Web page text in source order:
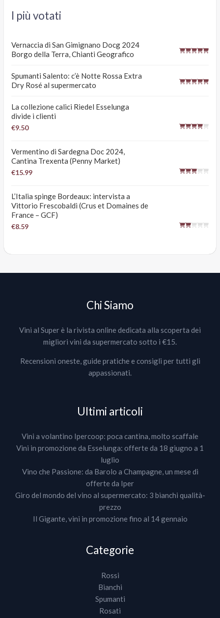
I più votati
Vernaccia di San Gimignano Docg 2024
Borgo della Terra, Chianti Geografico
Spumanti Salento: c’è Notte Rossa Extra
Dry Rosé al supermercato
La collezione calici Riedel Esselunga
divide i clienti
€9.50
Vermentino di Sardegna Doc 2024,
Cantina Trexenta (Penny Market)
€15.99
L’Italia spinge Bordeaux: intervista a
Vittorio Frescobaldi (Crus et Domaines de
France – GCF)
€8.59
Chi Siamo
Vini al Super è la rivista online dedicata alla scoperta dei
migliori vini da supermercato sotto i €15.
Recensioni oneste, guide pratiche e consigli per tutti gli
appassionati.
Ultimi articoli
Vini a volantino Ipercoop: poca cantina, molto scaffale
Vini in promozione da Esselunga: offerte da 18 giugno a 1
luglio
Vino che Passione: da Barolo a Champagne, un mese di
offerte da Iper
Giro del mondo del vino al supermercato: 3 bianchi qualità-
prezzo
Il Gigante, vini in promozione fino al 14 gennaio
Categorie
Rossi
Bianchi
Spumanti
Rosati